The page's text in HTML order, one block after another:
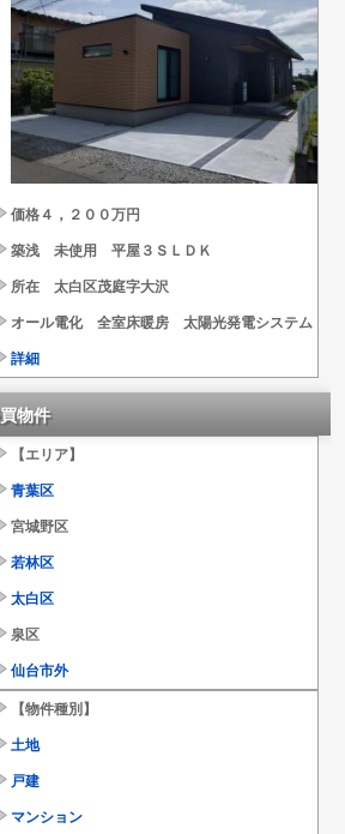
価格４，２００万円
築浅 未使用 平屋３ＳＬＤＫ
所在 太白区茂庭字大沢
オール電化 全室床暖房 太陽光発電システム
詳細
物件
【エリア】
青葉区
宮城野区
若林区
太白区
泉区
仙台市外
【物件種別】
土地
戸建
マンション